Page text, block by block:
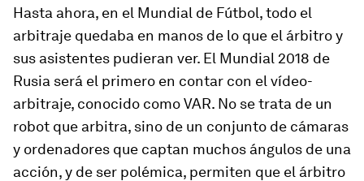
Hasta ahora, en el Mundial de Fútbol, todo el
arbitraje quedaba en manos de lo que el árbitro y
sus asistentes pudieran ver. El Mundial 2018 de
Rusia será el primero en contar con el vídeo-
arbitraje, conocido como VAR. No se trata de un
robot que arbitra, sino de un conjunto de cámaras
y ordenadores que captan muchos ángulos de una
acción, y de ser polémica, permiten que el árbitro